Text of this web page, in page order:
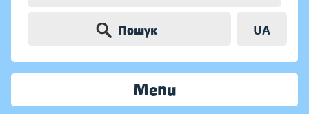
Пошук UA
Menu